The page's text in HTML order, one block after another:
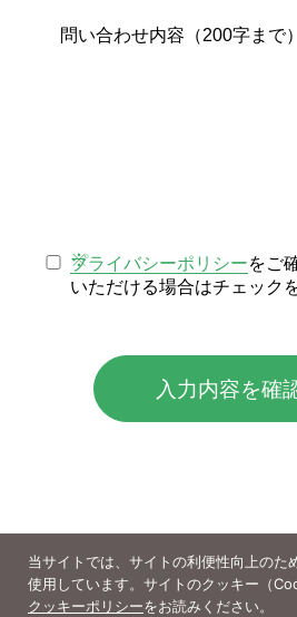
問い合わせ内容 （200字まで）
プライバシーポリシーをご
いただける場合はチェック
当サイトでは、サイトの利便性向上のた
使用しています。サイトのクッキー（
クッキーポリシーをお読みください。